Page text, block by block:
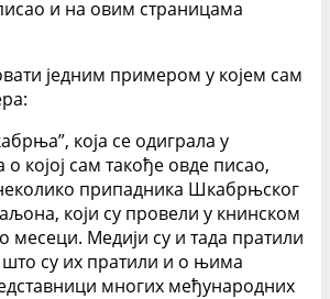
и на овим страницама
једним примером у којем сам
која се одиграла у
којој сам такође овде писао,
припадника Шкабрњског
који су провели у книнском
месеци. Медији су и тада пратили
су их пратили и о њима
многих међународних